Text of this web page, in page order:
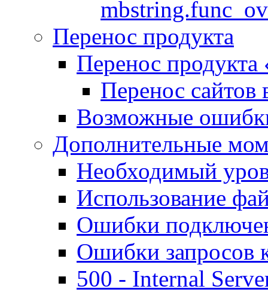
Перенос продукта
Перенос продукта
Перенос сайтов
Возможные
Дополнительные
Необходимый
Использование
Ошибки
Ошибки запросов
500 - Internal